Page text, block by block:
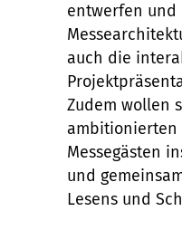
entwerfen
auch die
Zudem wollen
ambitionierten
Messegästen
und
Lesens und